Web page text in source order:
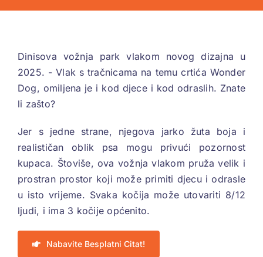
Dinisova vožnja park vlakom novog dizajna u
2025. - Vlak s tračnicama na temu crtića Wonder
Dog, omiljena je i kod djece i kod odraslih. Znate
li zašto?
Jer s jedne strane, njegova jarko žuta boja i
realističan oblik psa mogu privući pozornost
kupaca. Štoviše, ova vožnja vlakom pruža velik i
prostran prostor koji može primiti djecu i odrasle
u isto vrijeme. Svaka kočija može utovariti 8/12
ljudi, i ima 3 kočije općenito.
Nabavite Besplatni Citat!